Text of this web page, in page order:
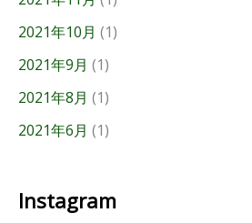
2021年10月 (1)
2021年9月 (1)
2021年8月 (1)
2021年6月 (1)
Instagram